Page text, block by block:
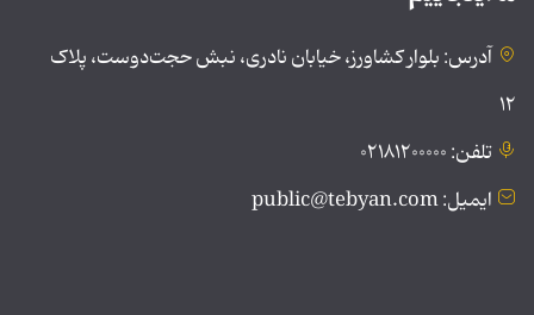
آدرس: بلوار کشاورز، خیابان نادری، نبش حجت‌دوست، پلاک
۱۲
تلفن: ۰۲۱۸۱۲۰۰۰۰۰
ایمیل: public@tebyan.com